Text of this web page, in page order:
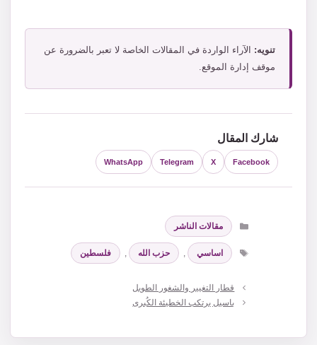
تنويه: الآراء الواردة في المقالات الخاصة لا تعبر بالضرورة عن
موقف إدارة الموقع.
شارك المقال
Facebook
X
Telegram
WhatsApp
التصنيفات
مقالات الناشر
الوسوم
اساسي , حزب الله , فلسطين
قطار التغيير والشغور الطويل
باسيل يرتكب الخطيئة الكُبرى